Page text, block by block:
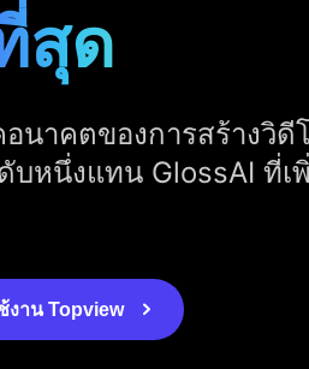
สุด
นาคตของการสร้างวิดี
บหนึ่งแทน GlossAI ที่เ
งาน Topview